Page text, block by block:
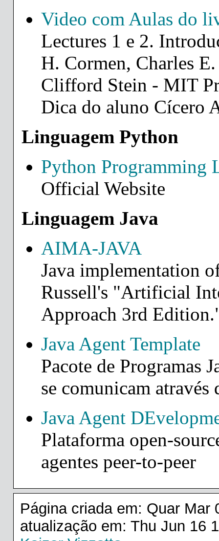
Video com Aulas do
Lectures 1 e 2.
H. Cormen, Charles
Clifford Stein - MIT
Dica do aluno Cícero
Linguagem Python
Python Programming
Official Website
Linguagem Java
AIMA-JAVA
Java implementation
Russell's "Artificial
Approach 3rd
Java Agent Template
Pacote de Programas
se comunicam através
Java Agent
Plataforma open-
agentes peer-to-peer
Página criada em: Quar Mar
atualização em: Thu Jun 16